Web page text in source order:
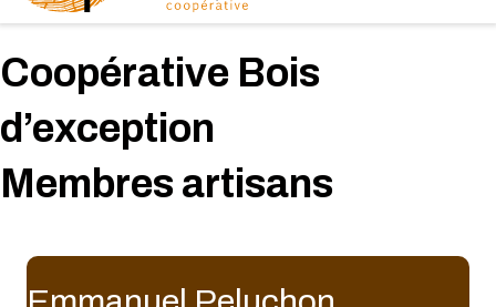
Coopérative Bois
d’exception
Membres artisans